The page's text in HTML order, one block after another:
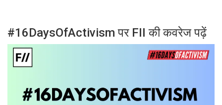
#16DaysOfActivism पर FII की कवरेज पढ़ें